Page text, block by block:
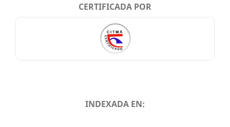
CERTIFICADA POR
INDEXADA EN: